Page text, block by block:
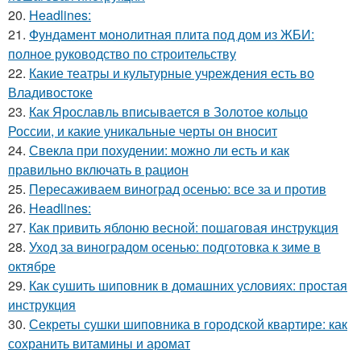
20. Headlines:
21. Фундамент монолитная плита под дом из ЖБИ:
полное руководство по строительству
22. Какие театры и культурные учреждения есть во
Владивостоке
23. Как Ярославль вписывается в Золотое кольцо
России, и какие уникальные черты он вносит
24. Свекла при похудении: можно ли есть и как
правильно включать в рацион
25. Пересаживаем виноград осенью: все за и против
26. Headlines:
27. Как привить яблоню весной: пошаговая инструкция
28. Уход за виноградом осенью: подготовка к зиме в
октябре
29. Как сушить шиповник в домашних условиях: простая
инструкция
30. Секреты сушки шиповника в городской квартире: как
сохранить витамины и аромат